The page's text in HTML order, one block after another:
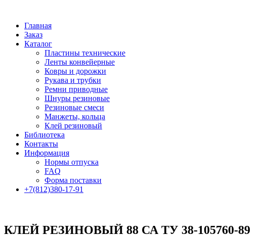
Главная
Заказ
Каталог
Пластины технические
Ленты конвейерные
Ковры и дорожки
Рукава и трубки
Ремни приводные
Шнуры резиновые
Резиновые смеси
Манжеты, кольца
Клей резиновый
Библиотека
Контакты
Информация
Нормы отпуска
FAQ
Форма поставки
+7(812)380-17-91
КЛЕЙ РЕЗИНОВЫЙ 88 СА ТУ 38-105760-89